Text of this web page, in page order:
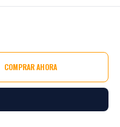
COMPRAR AHORA